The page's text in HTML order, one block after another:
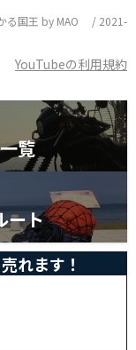
かる国王 by MAO / 2021-
YouTubeの利用規約
覧
ート
れます！